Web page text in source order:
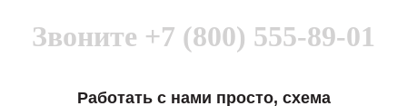
Звоните +7 (800) 555-89-01
Работать с нами просто, схема